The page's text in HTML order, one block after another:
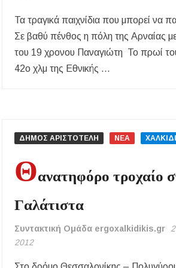
Συναγερμός στον Στανό Χαλκιδικής: Απόπειρα
τηλεφωνικής εξαπάτησης ανηλίκου – Έκκληση
προς όλους τους γονείς
με την ορχήστρα «Το Λαϊκόν»
Υποχρεωτικά μέσω τράπεζας τα ενοίκια από
την 1η Οκτωβρίου 2026 – Τι αλλάζει για
ιδιοκτήτες και ενοικιαστές
Έως 30.000 ευρώ επιδότηση για αγορά
δικαιούχοι
Κυνήγι 2026-2027: Πότε ανοίγει η κυνηγετική
Τα τραγικά παιχνίδια που μπορεί να
Σε βαθύ πένθος η πόλη της Αρναίας
του 19 χρονου Παναγιώτη To πρωί
42ο χλμ της Εθνικής …
ΔΗΜΟΣ ΑΡΙΣΤΟΤΕΛΗ ΝΕΑ
Θανατηφόρο τροχαίο
Γαλάτιστα
Συντακτική Ομάδα ergoxalkidikis.gr
2012